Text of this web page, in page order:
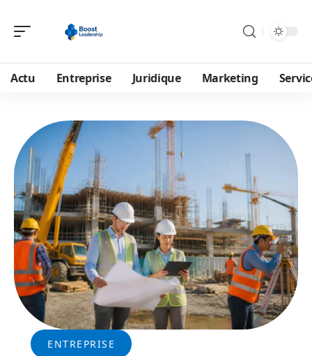
Actu Entreprise Juridique Marketing
ENTREPRISE